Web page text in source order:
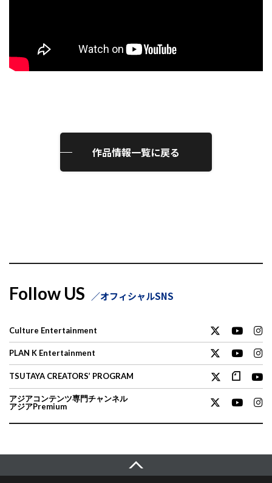
作品情報一覧に戻る
Follow US オフィシャルSNS
Culture Entertainment
PLAN K Entertainment
TSUTAYA CREATORS’ PROGRAM
アジアコンテンツ専門チャンネル
アジアPremium